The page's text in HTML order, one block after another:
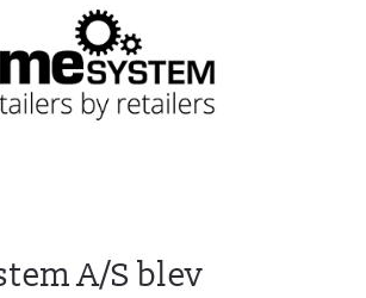
A/S blev